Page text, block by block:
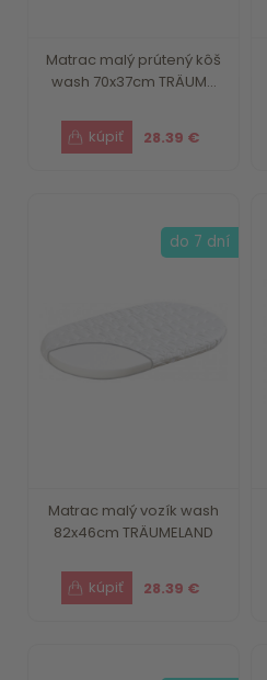
Matrac malý prútený kôš
wash 70x37cm TRÄUM...
28.39 €
Matrac malý vozík wash
82x46cm TRÄUMELAND
28.39 €
do 7 dní